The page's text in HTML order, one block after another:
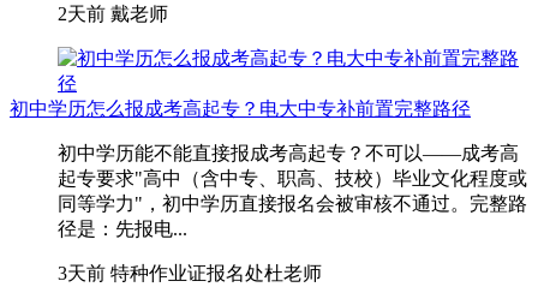
2天前 戴老师
初中学历怎么报成考高起专？电大中专补前置完整路径
初中学历能不能直接报成考高起专？不可以——成考高
起专要求"高中（含中专、职高、技校）毕业文化程度或
同等学力"，初中学历直接报名会被审核不通过。完整路
径是：先报电...
3天前 特种作业证报名处杜老师